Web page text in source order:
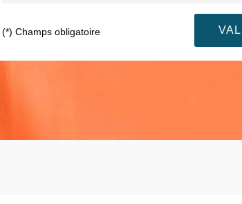
(*) Champs obligatoire